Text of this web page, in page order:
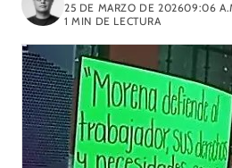
25 DE MARZO DE 202609:06
1 MIN DE LECTURA